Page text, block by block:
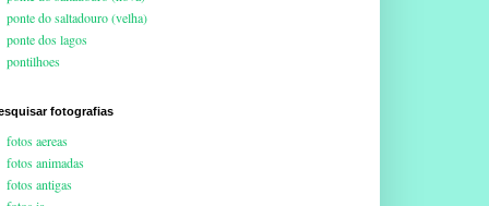
ponte do saltadouro (velha)
ponte dos lagos
pontilhoes
fotografias
fotos aereas
fotos animadas
fotos antigas